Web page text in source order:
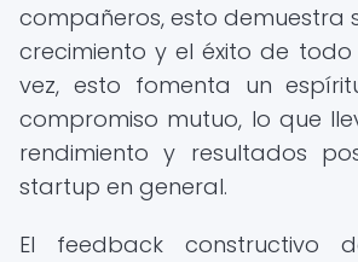
compañeros, esto demuestra
crecimiento y el éxito de todo
vez, esto fomenta un
compromiso mutuo, lo que
rendimiento y resultados
startup en general.
El feedback constructivo